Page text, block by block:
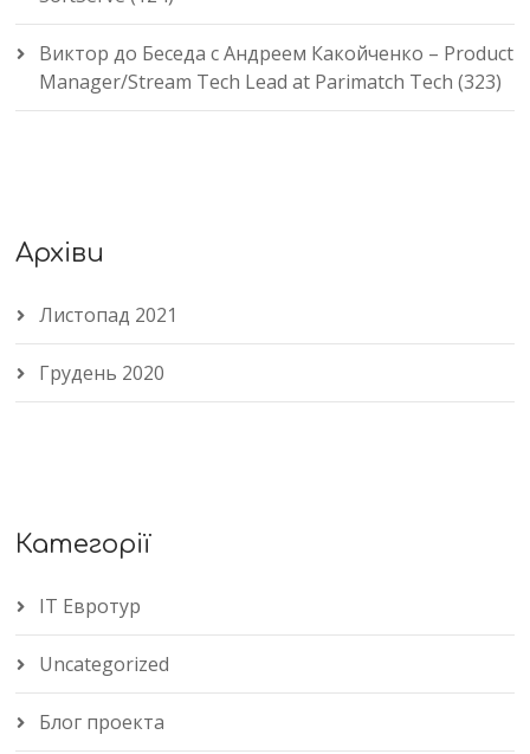
Виктор до Беседа с Андреем Какойченко – Product
Manager/Stream Tech Lead at Parimatch Tech (323)
Архіви
Листопад 2021
Грудень 2020
Категорії
IT Евротур
Uncategorized
Блог проекта